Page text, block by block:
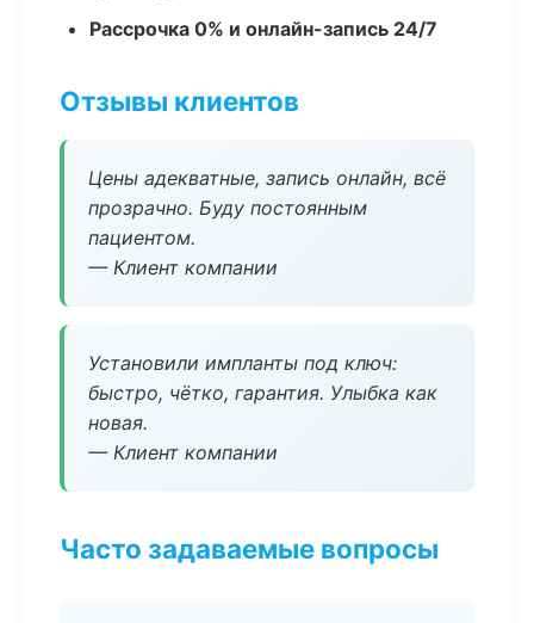
Рассрочка 0% и онлайн-запись 24/7
Отзывы клиентов
Цены адекватные, запись онлайн, всё
прозрачно. Буду постоянным
пациентом.
— Клиент компании
Установили импланты под ключ:
быстро, чётко, гарантия. Улыбка как
новая.
— Клиент компании
Часто задаваемые вопросы